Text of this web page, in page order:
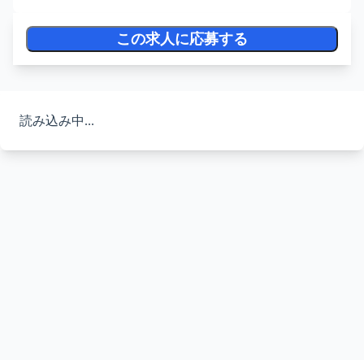
この求人に応募する
読み込み中...